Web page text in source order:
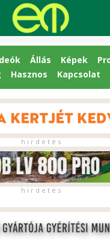
Állás Képek
Hasznos Kapcsolat
h i r d e t é s
h i r d e t é s